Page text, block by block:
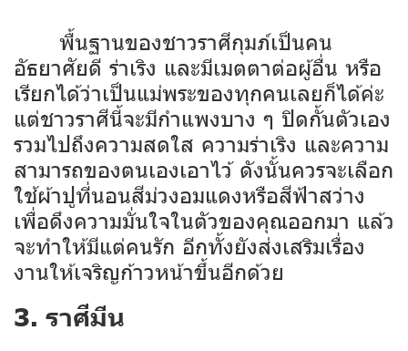
พื้นฐานของชาวราศีกุมภ์เป็นคน
อัธยาศัยดี ร่าเริง และมีเมตตาต่อผู้อื่น หรือ
เรียกได้ว่าเป็นแม่พระของทุกคนเลยก็ได้ค่ะ
แต่ชาวราศีนี้จะมีกำแพงบาง ๆ ปิดกั้นตัวเอง
รวมไปถึงความสดใส ความร่าเริง และความ
สามารถของตนเองเอาไว้ ดังนั้นควรจะเลือก
ใช้ผ้าปูที่นอนสีม่วงอมแดงหรือสีฟ้าสว่าง
เพื่อดึงความมั่นใจในตัวของคุณออกมา แล้ว
จะทำให้มีแต่คนรัก อีกทั้งยังส่งเสริมเรื่อง
งานให้เจริญก้าวหน้าขึ้นอีกด้วย
3. ราศีมีน